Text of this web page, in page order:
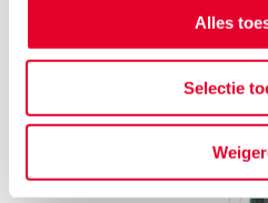
Alles
Selectie
Terug naar het